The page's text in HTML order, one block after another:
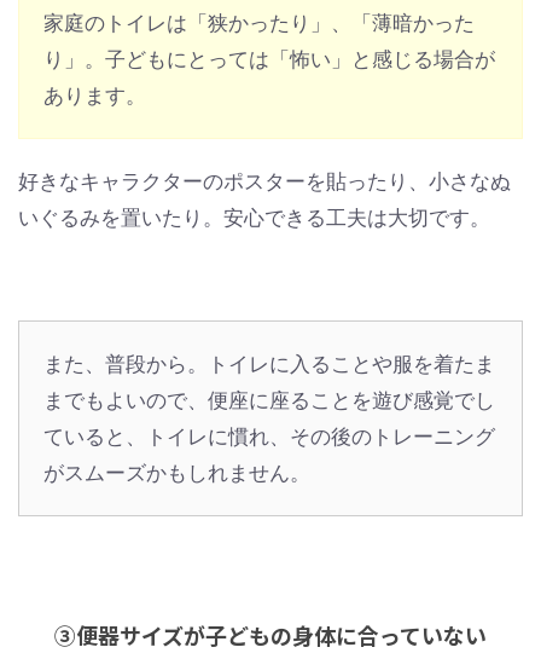
家庭のトイレは「狭かったり」、「薄暗かった
り」。子どもにとっては「怖い」と感じる場合が
あります。
好きなキャラクターのポスターを貼ったり、小さなぬ
いぐるみを置いたり。安心できる工夫は大切です。
また、普段から。トイレに入ることや服を着たま
までもよいので、便座に座ることを遊び感覚でし
ていると、トイレに慣れ、その後のトレーニング
がスムーズかもしれません。
③便器サイズが子どもの身体に合っていない